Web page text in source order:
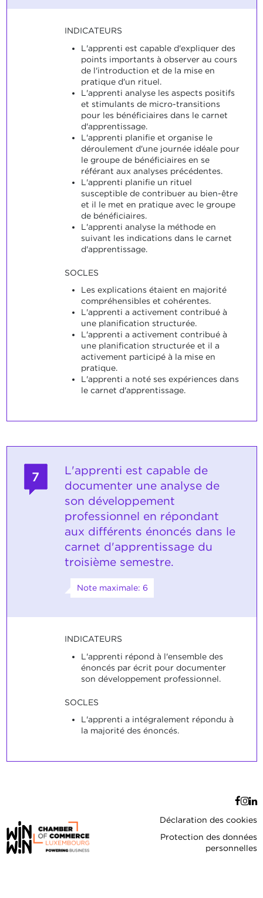
INDICATEURS
L'apprenti est capable d'expliquer des
points importants à observer au cours
de l'introduction et de la mise en
pratique d'un rituel.
L'apprenti analyse les aspects positifs
et stimulants de micro-transitions
pour les bénéficiaires dans le carnet
d'apprentissage.
L'apprenti planifie et organise le
déroulement d'une journée idéale pour
le groupe de bénéficiaires en se
référant aux analyses précédentes.
L'apprenti planifie un rituel
susceptible de contribuer au bien-être
et il le met en pratique avec le groupe
de bénéficiaires.
L'apprenti analyse la méthode en
suivant les indications dans le carnet
d'apprentissage.
SOCLES
Les explications étaient en majorité
compréhensibles et cohérentes.
L'apprenti a activement contribué à
une planification structurée.
L'apprenti a activement contribué à
une planification structurée et il a
activement participé à la mise en
pratique.
L'apprenti a noté ses expériences dans
le carnet d'apprentissage.
7
L'apprenti est capable de
documenter une analyse de
son développement
professionnel en répondant
aux différents énoncés dans le
carnet d'apprentissage du
troisième semestre.
Note maximale: 6
INDICATEURS
L'apprenti répond à l'ensemble des
énoncés par écrit pour documenter
son développement professionnel.
SOCLES
L'apprenti a intégralement répondu à
la majorité des énoncés.
Déclaration des cookies
Protection des données
personnelles